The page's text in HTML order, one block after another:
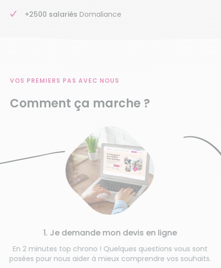
+2500 salariés Domaliance
VOS PREMIERS PAS AVEC NOUS
Comment ça marche ?
En 2 minutes top chrono ! Quelques questions vous sont
posées pour nous aider à mieux comprendre vos souhaits.
1. Je demande mon devis en ligne